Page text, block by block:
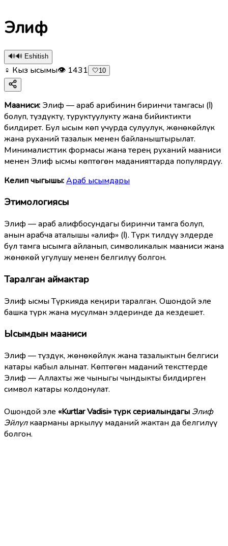
Элиф
🔊🔊 Eshitish
♀ Кыз ысымы👁 1431 🤍10
Мааниcи: Элиф — араб арибинин биринчи тамгасы (ا)
болуп, түздүктү, туруктуулукту жана бийиктикти
билдирет. Бул ысым көп учурда сулуулук, жөнөкөйлүк
жана руханий тазалык менен байланыштырылат.
Минималисттик формасы жана терең руханий мааниси
менен Элиф ысмы көптөгөн маданияттарда популярдуу.
Келип чыгышы:Араб ысымдары
Этимологиясы
Элиф — араб алифбосундагы биринчи тамга болуп,
анын арабча аталышы «алиф» (ا). Түрк тилдүү элдерде
бул тамга ысымга айланып, символикалык мааниси жана
жөнөкөй угулушу менен белгилүү болгон.
Таралган аймактар
Элиф ысмы Түркияда кеңири таралган. Ошондой эле
башка түрк жана мусулман элдеринде да кездешет.
Ысымдын мааниси
Элиф — түздүк, жөнөкөйлүк жана тазалыктын белгиси
катары кабыл алынат. Көптөгөн маданий тексттерде
Элиф — Аллахты же чыныгы чындыкты билдирген
символ катары колдонулат.
Ошондой эле «Kurtlar Vadisi» түрк сериалындагы Элиф
Эйлүлкаарманы аркылуу маданий жактан да белгилүү
болгон.